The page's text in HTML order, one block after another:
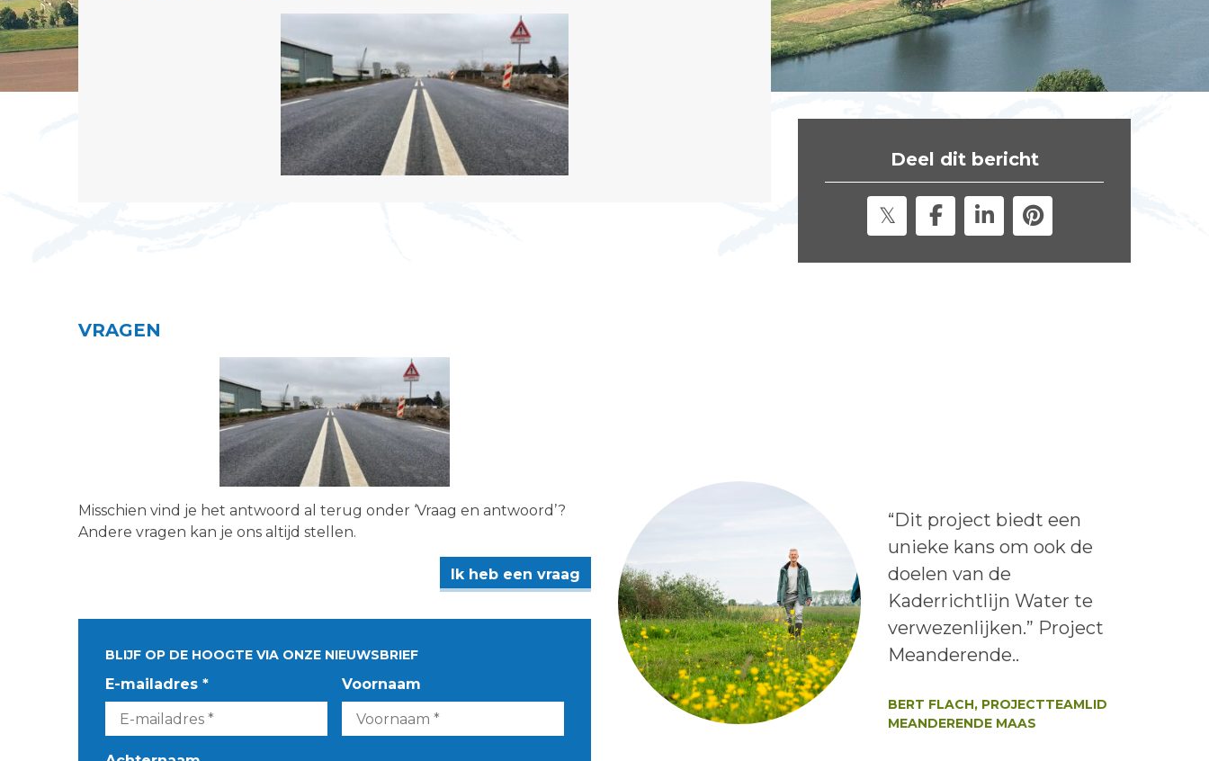
Deel dit bericht
VRAGEN
Misschien vind je het antwoord al terug onder ‘Vraag en antwoord’?
Andere vragen kan je ons altijd stellen.
Ik heb een vraag
BLIJF OP DE HOOGTE VIA ONZE NIEUWSBRIEF
E-mailadres * Voornaam
Lees het bericht:
“Dit project biedt een
unieke kans om ook de
doelen van de
Kaderrichtlijn Water te
verwezenlijken.” Project
Meanderende..
BERT FLACH, PROJECTTEAMLID
MEANDERENDE MAAS